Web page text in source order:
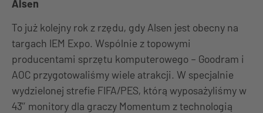
Alsen
To już kolejny rok z rzędu, gdy Alsen jest obecny na
targach IEM Expo. Wspólnie z topowymi
producentami sprzętu komputerowego – Goodram i
AOC przygotowaliśmy wiele atrakcji. W specjalnie
wydzielonej strefie FIFA/PES, którą wyposażyliśmy w
43’’ monitory dla graczy Momentum z technologią